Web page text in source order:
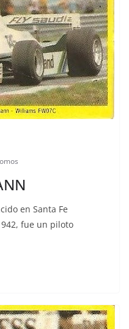
en Santa Fe
fue un piloto